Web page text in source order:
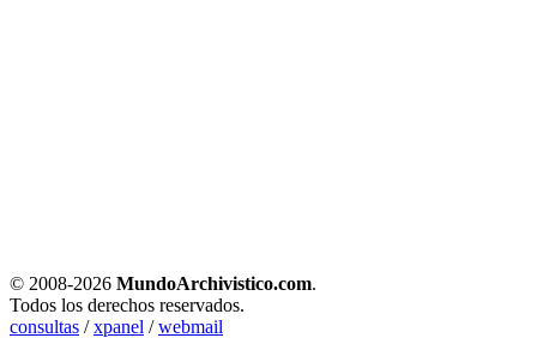
© 2008-2026 MundoArchivistico.com.
Todos los derechos reservados.
consultas /xpanel /webmail